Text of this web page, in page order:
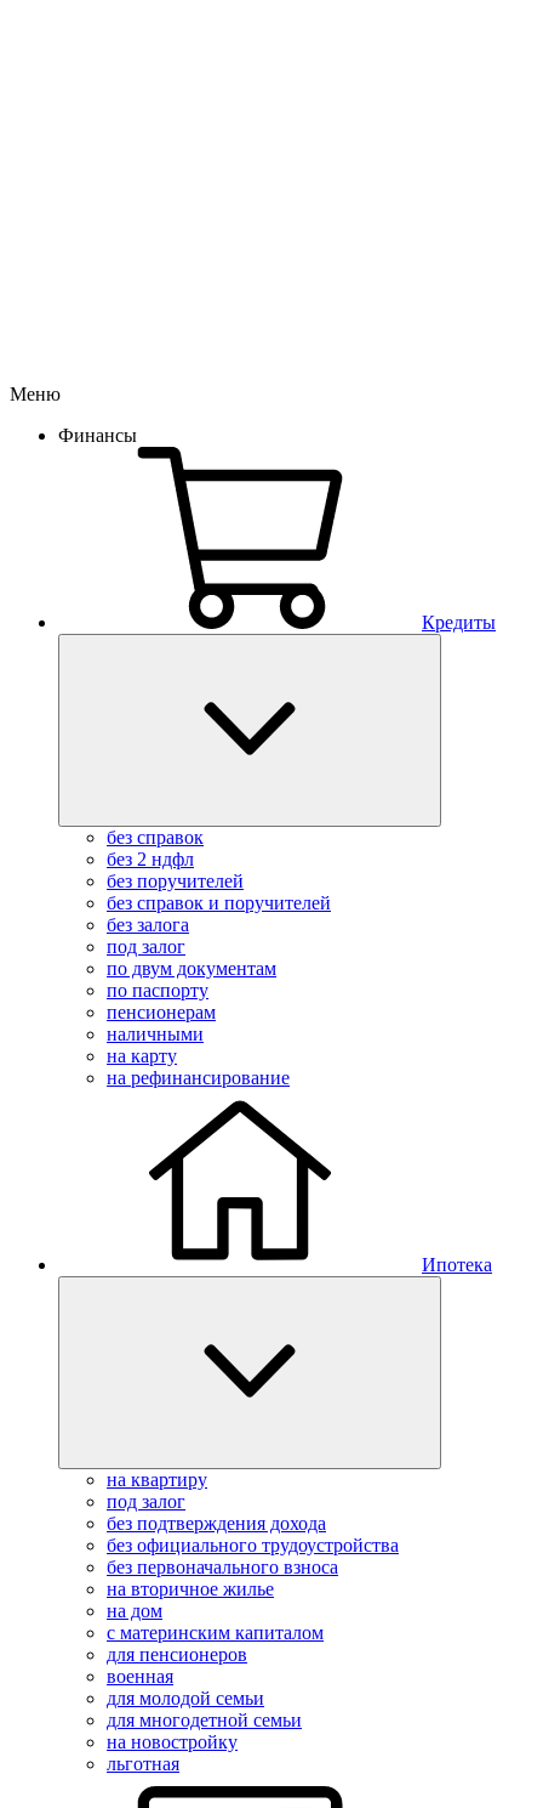
Меню
Финансы
Кредиты
без справок
без 2 ндфл
без поручителей
без справок и поручителей
без залога
под залог
по двум документам
по паспорту
пенсионерам
наличными
на карту
на рефинансирование
Ипотека
на квартиру
под залог
без подтверждения дохода
без официального трудоустройства
без первоначального взноса
на вторичное жилье
на дом
с материнским капиталом
для пенсионеров
военная
для молодой семьи
для многодетной семьи
на новостройку
льготная